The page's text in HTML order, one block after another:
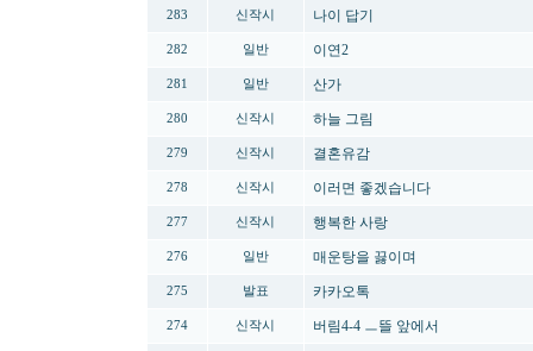
283 신작시 나이 답기
282 일반 이연2
281 일반 산가
280 신작시 하늘 그림
279 신작시 결혼유감
278 신작시 이러면 좋겠습니다
277 신작시 행복한 사랑
276 일반 매운탕을 끓이며
275 발표 카카오톡
274 신작시 버림4-4 ㅡ뜰 앞에서